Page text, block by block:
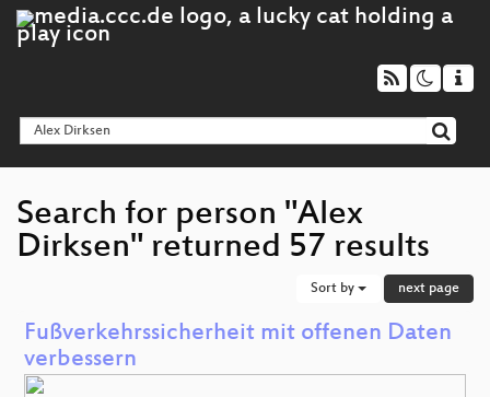
Search for person "Alex
Dirksen" returned 57 results
Sort by next page
Fußverkehrssicherheit mit offenen Daten
verbessern